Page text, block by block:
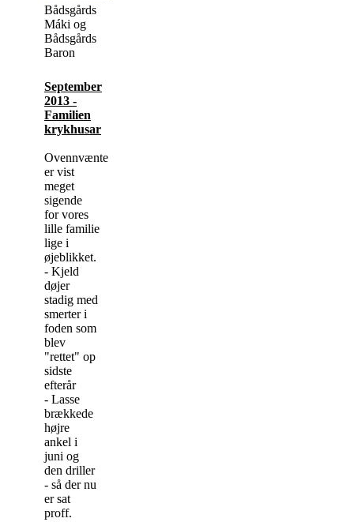
Bådsgårds
Máki og
Bådsgårds
Baron
September
2013 -
Familien
krykhusar
Ovennvænte
er vist
meget
sigende
for vores
lille familie
lige i
øjeblikket.
- Kjeld
døjer
stadig med
smerter i
foden som
blev
"rettet" op
sidste
efterår
- Lasse
brækkede
højre
ankel i
juni og
den driller
- så der nu
er sat
proff.